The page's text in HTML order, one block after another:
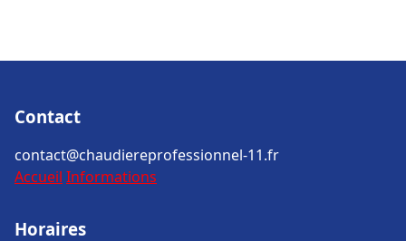
Contact
contact@chaudiereprofessionnel-11.fr
Accueil Informations
Horaires